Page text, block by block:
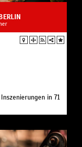
in 71